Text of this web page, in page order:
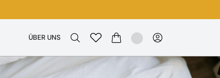
ÜBER UNS
WARENKORB